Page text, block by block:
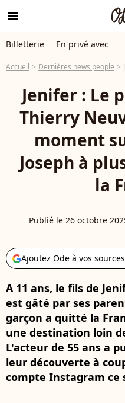
menu
Billetterie En privé avec
Accueil Dernières news people
Jenifer : Le
Thierry
moment
Joseph à
la
Publié le 26 octobre
Ajoutez Ode à vos
A 11 ans, le fils de
est gâté par ses
garçon a quitté la
une destination loin
L'acteur de 55 ans a
leur découverte à
compte Instagram ce